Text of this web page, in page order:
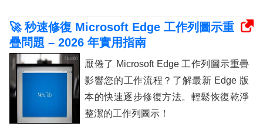
🚀 秒速修復 Microsoft Edge 工作列圖示重
疊問題 – 2026 年實用指南
厭倦了 Microsoft Edge 工作列圖示重疊
影響您的工作流程？了解最新 Edge 版
本的快速逐步修復方法。輕鬆恢復乾淨
整潔的工作列圖示！